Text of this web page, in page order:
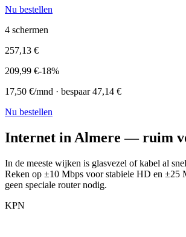
Nu bestellen
4 schermen
257,13 €
209,99 €-18%
17,50 €/mnd · bespaar47,14 €
Nu bestellen
Internet in Almere — ruim
In de meeste wijken is glasvezel of kabel al
Reken op ±10 Mbps voor stabiele HD en ±25
geen speciale router nodig.
KPN